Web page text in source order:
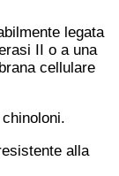
legata
II o a una
cellulare
alla